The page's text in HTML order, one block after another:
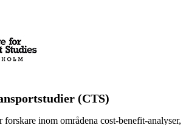
(CTS)
inom områdena cost-benefit-analyser,